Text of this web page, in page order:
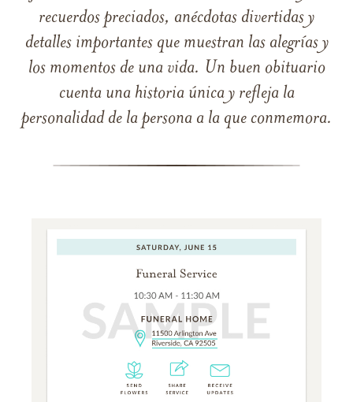
recuerdos preciados, anécdotas divertidas y
detalles importantes que muestran las alegrías y
los momentos de una vida. Un buen obituario
cuenta una historia única y refleja la
personalidad de la persona a la que conmemora.